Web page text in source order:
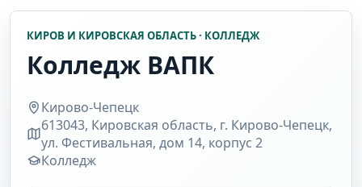
КИРОВ И КИРОВСКАЯ ОБЛАСТЬ · КОЛЛЕДЖ
Колледж ВАПК
Кирово-Чепецк
613043, Кировская область, г. Кирово-Чепецк,
ул. Фестивальная, дом 14, корпус 2
Колледж